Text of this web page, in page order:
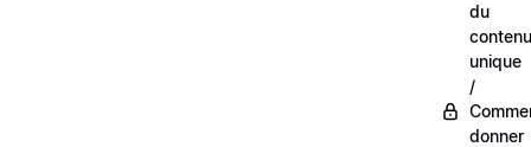
du
contenu
unique
/
donner